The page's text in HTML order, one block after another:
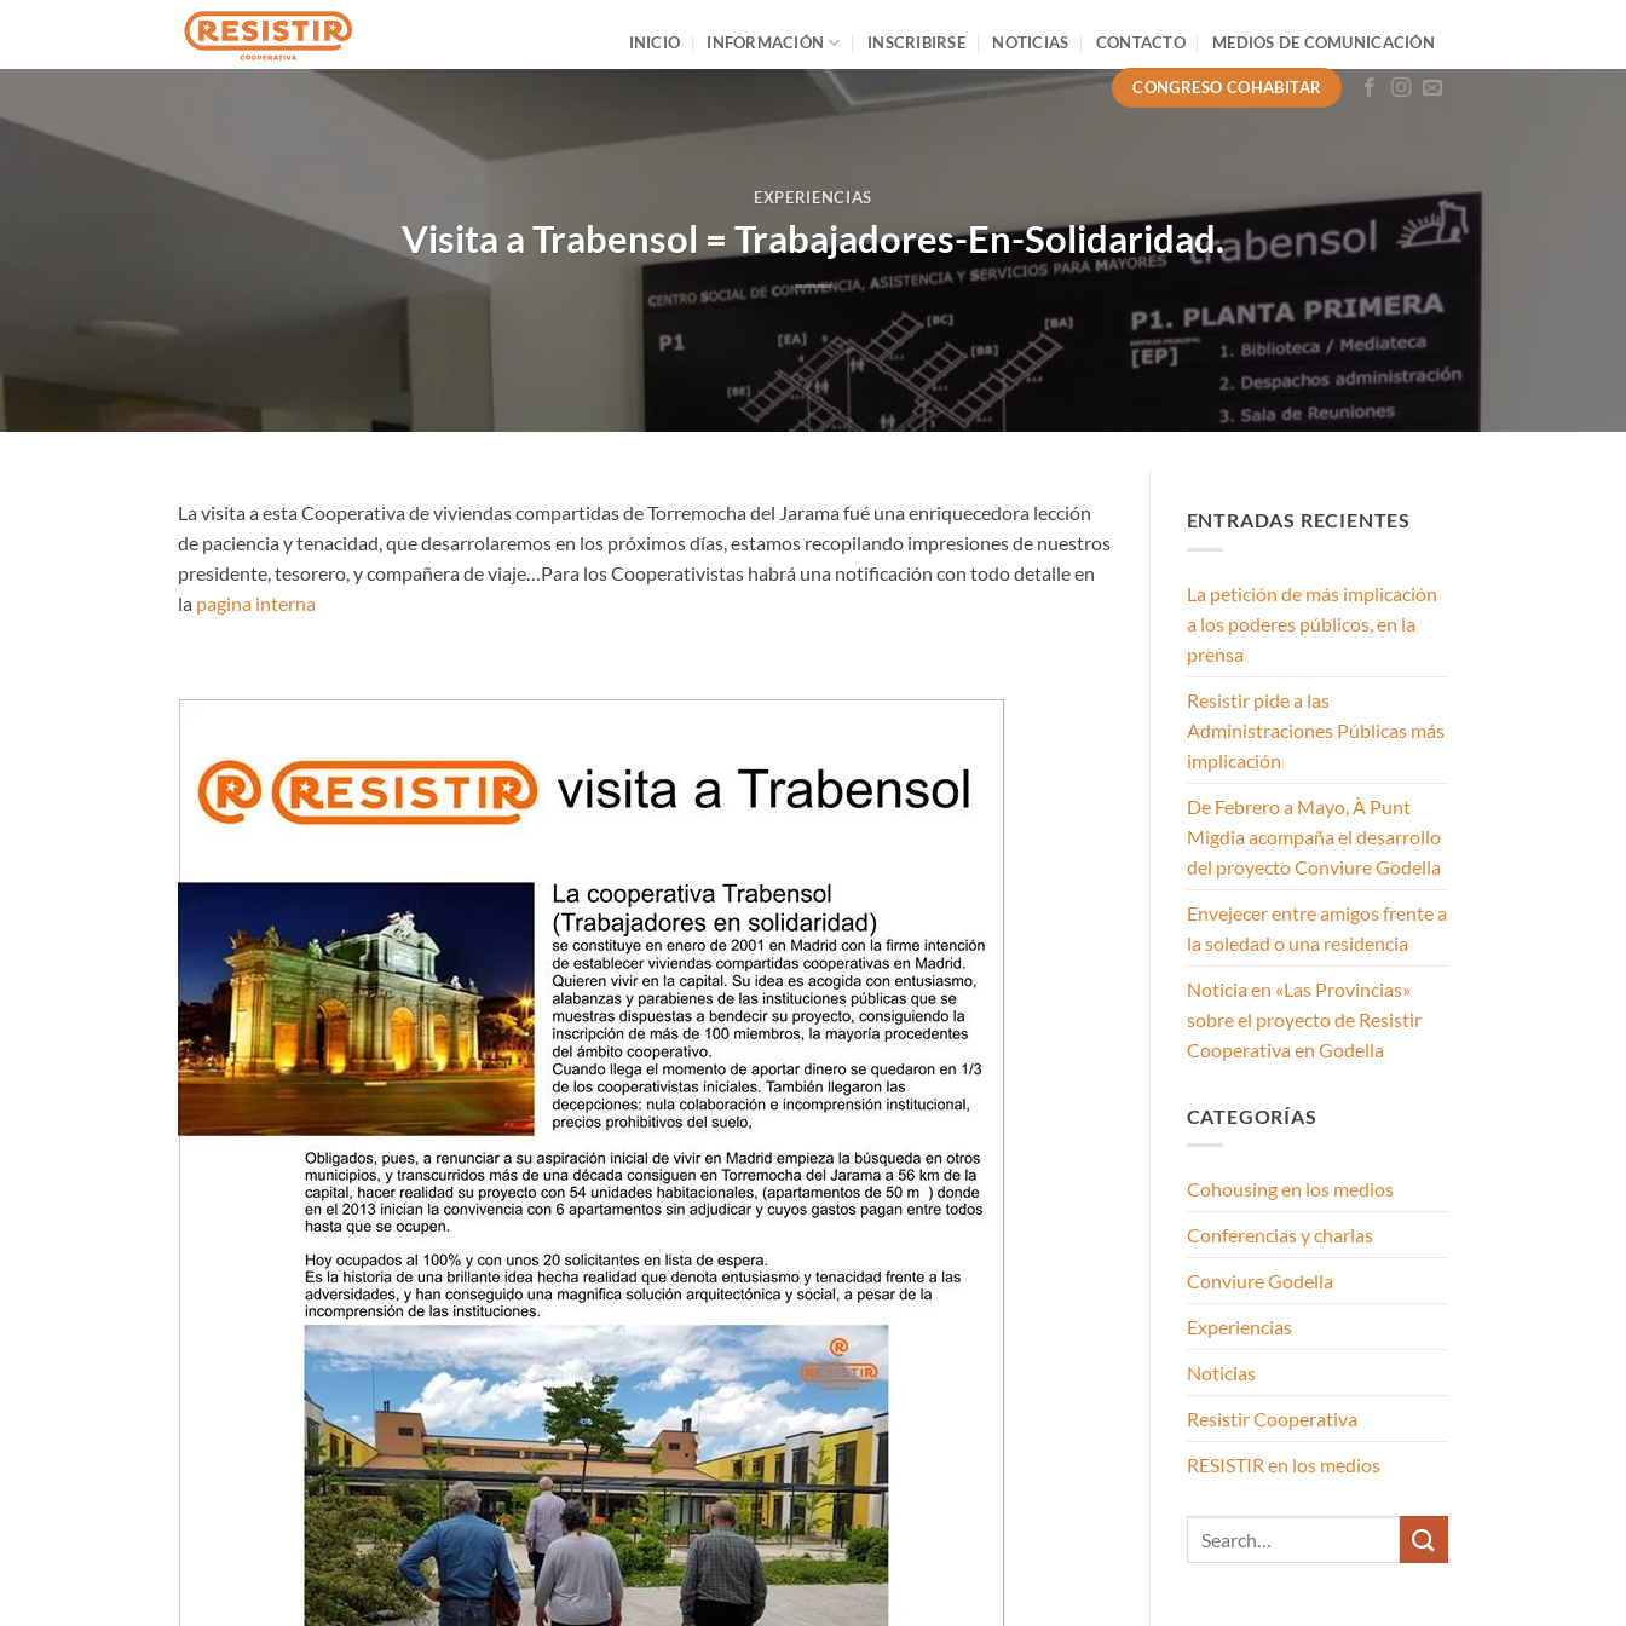
contenido
INICIO INFORMACIÓN INSCRIBIRSE NOTICIAS CONTACTO MEDIOS DE COMUNICACIÓN
CONGRESO COHABITAR
EXPERIENCIAS
Visita a Trabensol = Trabajadores-En-Solidaridad.
La visita a esta Cooperativa de viviendas compartidas de Torremocha del Jarama fué una enriquecedora lección
de paciencia y tenacidad, que desarrolaremos en los próximos días, estamos recopilando impresiones de nuestros
presidente, tesorero, y compañera de viaje…Para los Cooperativistas habrá una notificación con todo detalle en
la pagina interna
ENTRADAS RECIENTES
La petición de más implicación
a los poderes públicos, en la
prensa
Resistir pide a las
Administraciones Públicas más
implicación
De Febrero a Mayo, À Punt
Migdia acompaña el desarrollo
del proyecto Conviure Godella
Envejecer entre amigos frente a
la soledad o una residencia
Noticia en «Las Provincias»
sobre el proyecto de Resistir
Cooperativa en Godella
CATEGORÍAS
Cohousing en los medios
Conferencias y charlas
Conviure Godella
Experiencias
Noticias
Resistir Cooperativa
RESISTIR en los medios